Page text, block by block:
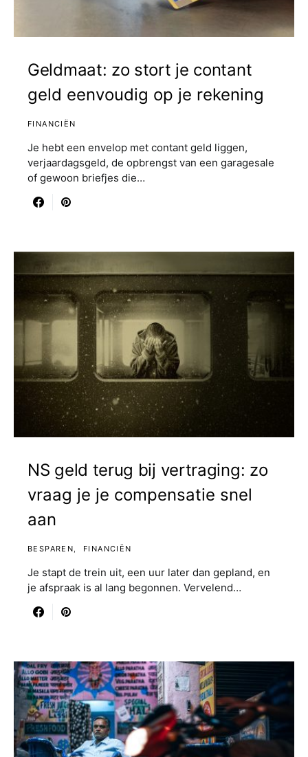
Geldmaat: zo stort je contant
geld eenvoudig op je rekening
FINANCIËN
Je hebt een envelop met contant geld liggen,
verjaardagsgeld, de opbrengst van een garagesale
of gewoon briefjes die…
NS geld terug bij vertraging: zo
vraag je je compensatie snel
aan
BESPAREN FINANCIËN
Je stapt de trein uit, een uur later dan gepland, en
je afspraak is al lang begonnen. Vervelend…